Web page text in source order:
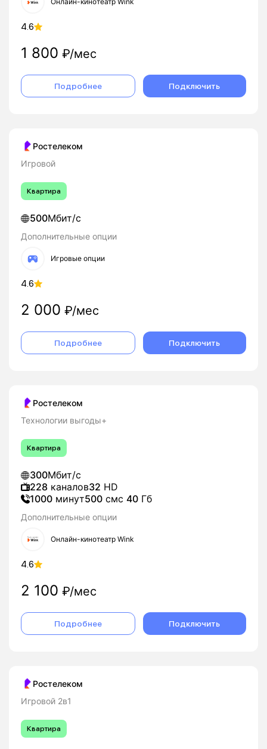
4.6
1 800 ₽/мес
Подробнее Подключить
Ростелеком
Игровой
Квартира
500Мбит/с
Дополнительные опции
Игровые опции
4.6
2 000 ₽/мес
Подробнее Подключить
Ростелеком
Технологии выгоды+
Квартира
300Мбит/с
228 каналов32 HD
1000 минут500 смс 40 Гб
Дополнительные опции
Онлайн-кинотеатр Wink
4.6
2 100 ₽/мес
Подробнее Подключить
Ростелеком
Игровой 2в1
Квартира